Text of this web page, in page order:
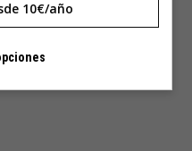
10€/año